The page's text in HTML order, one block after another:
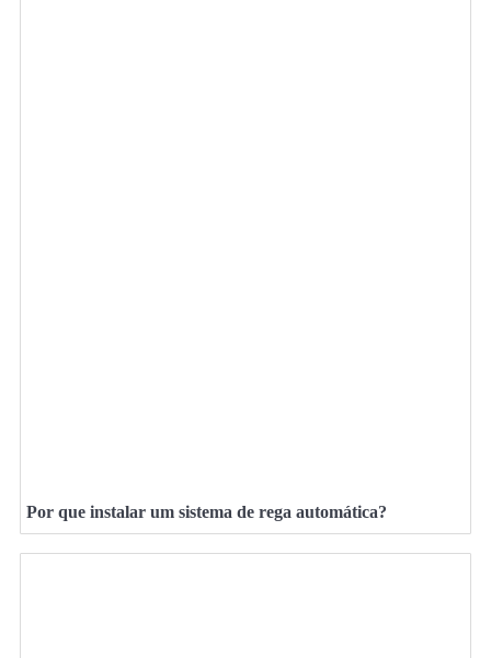
Por que instalar um sistema de rega automática?